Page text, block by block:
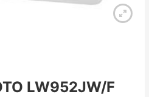
LW952JW/F